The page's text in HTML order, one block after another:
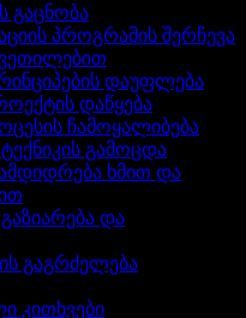
გაცნობა
პროგრამის შერჩევა
დაუფლება
დაწყება
ჩამოყალიბება
ტექნიკის გამოცდა
ხმით და
გაზიარება და
გაგრძელება
კითხვები